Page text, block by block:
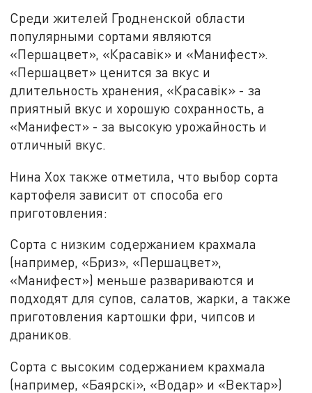
Среди жителей Гродненской области
популярными сортами являются
«Першацвет», «Красавiк» и «Манифест».
«Першацвет» ценится за вкус и
длительность хранения, «Красавiк» - за
приятный вкус и хорошую сохранность, а
«Манифест» - за высокую урожайность и
отличный вкус.
Нина Хох также отметила, что выбор сорта
картофеля зависит от способа его
приготовления:
Сорта с низким содержанием крахмала
(например, «Бриз», «Першацвет»,
«Манифест») меньше развариваются и
подходят для супов, салатов, жарки, а также
приготовления картошки фри, чипсов и
драников.
Сорта с высоким содержанием крахмала
(например, «Баярскi», «Водар» и «Вектар»)